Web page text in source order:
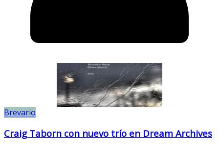
Brevario
Craig Taborn con nuevo trío en Dream Archives